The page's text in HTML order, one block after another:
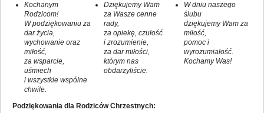
Kochanym
Rodzicom!
W podziękowaniu za
dar życia,
wychowanie oraz
miłość,
za wsparcie,
uśmiech
i wszystkie wspólne
chwile.
Dziękujemy Wam
za Wasze cenne
rady,
za opiekę, czułość
i zrozumienie,
za dar miłości,
którym nas
obdarzyliście.
W dniu naszego
ślubu
dziękujemy Wam za
miłość,
pomoc i
wyrozumiałość.
Kochamy Was!
Podziękowania dla Rodziców Chrzestnych: